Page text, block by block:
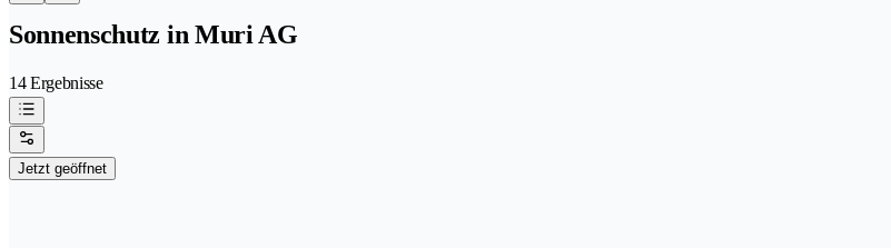
Sonnenschutz in Muri AG
14 Ergebnisse
Jetzt geöffnet